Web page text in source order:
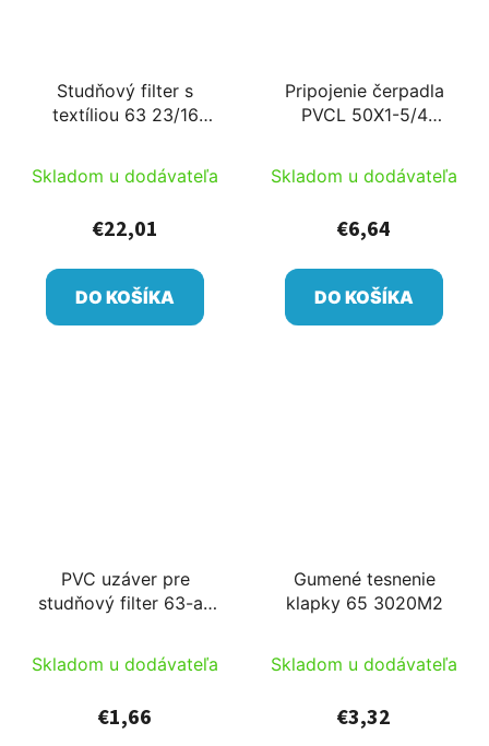
Studňový filter s
textíliou 63 23/16
Skladom u dodávateľa
€22,01
DO KOŠÍKA
Pripojenie čerpadla
PVCL 50X1-5/4
Skladom u dodávateľa
€6,64
DO KOŠÍKA
PVC uzáver pre
studňový filter 63-as
Skladom u dodávateľa
€1,66
Gumené tesnenie
klapky 65 3020M2
Skladom u dodávateľa
€3,32